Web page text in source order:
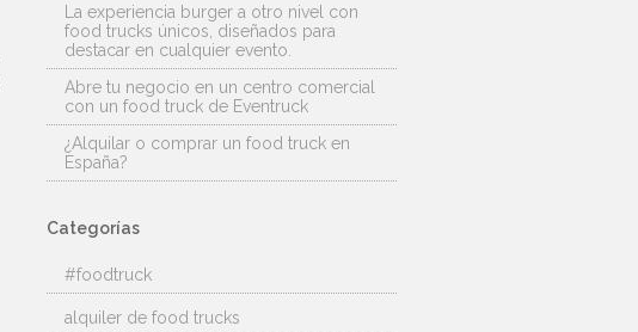
La experiencia burger a otro nivel con
food trucks únicos, diseñados para
destacar en cualquier evento.
Abre tu negocio en un centro comercial
con un food truck de Eventruck
¿Alquilar o comprar un food truck en
España?
Categorías
#foodtruck
alquiler de food trucks